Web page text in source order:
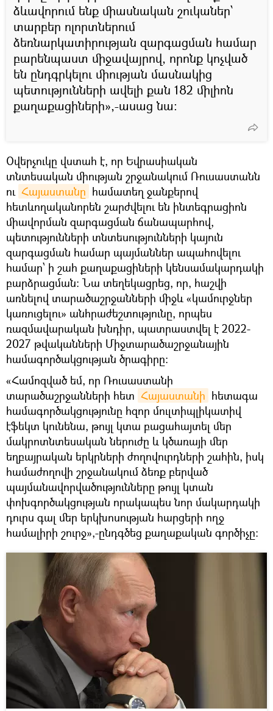
ձևավորում ենք միասնական շուկաներ՝
տարբեր ոլորտներում
ձեռնարկատիրության զարգացման համար
բարենպաստ միջավայրով, որոնք կոչված
են ընդգրկելու միության մասնակից
պետությունների ավելի քան 182 միլիոն
քաղաքացիների»,-ասաց նա։
Օվերչուկը վստահ է, որ Եվրասիական
տնտեսական միության շրջանակում Ռուսաստանն
ու Հայաստանը համատեղ ջանքերով
հետևողականորեն շարժվելու են ինտեգրացիոն
միավորման զարգացման ճանապարհով,
պետությունների տնտեսությունների կայուն
զարգացման համար պայմաններ ապահովելու
համար՝ ի շահ քաղաքացիների կենսամակարդակի
բարձրացման: Նա տեղեկացրեց, որ, հաշվի
առնելով տարածաշրջանների միջև «կամուրջներ
կառուցելու» անհրաժեշտությունը, որպես
ռազմավարական խնդիր, պատրաստվել է 2022-
2027 թվականների Միջտարածաշրջանային
համագործակցության ծրագիրը:
«Համոզված եմ, որ Ռուսաստանի
տարածաշրջանների հետ Հայաստանի հետագա
համագործակցությունը հզոր մուլտիպլիկատիվ
էֆեկտ կունենա, թույլ կտա բացահայտել մեր
մակրոտնտեսական ներուժը և կծառայի մեր
եղբայրական երկրների ժողովուրդների շահին, իսկ
համաժողովի շրջանակում ձեռք բերված
պայմանավորվածությունները թույլ կտան
փոխգործակցության որակապես նոր մակարդակի
դուրս գալ մեր երկխոսության հարցերի ողջ
համալիրի շուրջ»,-ընդգծեց քաղաքական գործիչը։